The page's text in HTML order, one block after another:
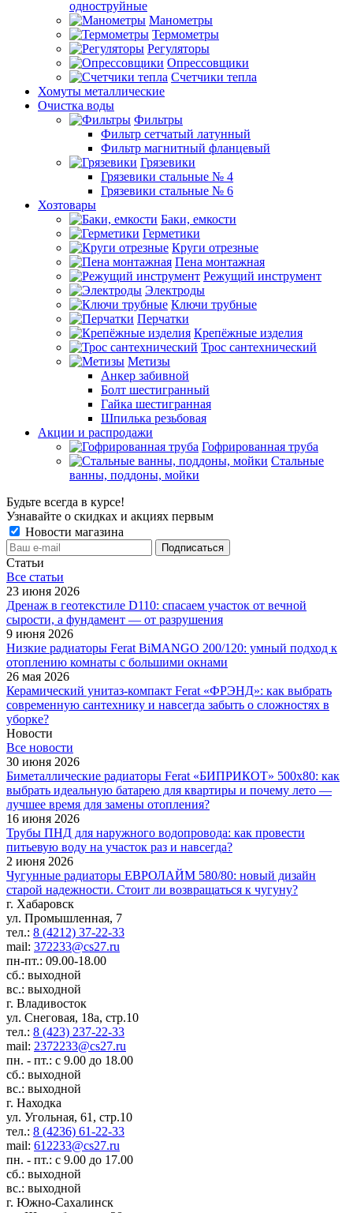
одноструйные
Манометры
Термометры
Регуляторы
Опрессовщики
Счетчики тепла
Хомуты металлические
Очистка воды
Фильтры
Фильтр сетчатый латунный
Фильтр магнитный фланцевый
Грязевики
Грязевики стальные № 4
Грязевики стальные № 6
Хозтовары
Баки, емкости
Герметики
Круги отрезные
Пена монтажная
Режущий инструмент
Электроды
Ключи трубные
Перчатки
Крепёжные изделия
Трос сантехнический
Метизы
Анкер забивной
Болт шестигранный
Гайка шестигранная
Шпилька резьбовая
Акции и распродажи
Гофрированная труба
Стальные
ванны, поддоны, мойки
Будьте всегда в курсе!
Узнавайте о скидках и акциях первым
Новости магазина
Статьи
Все cтатьи
23 июня 2026
Дренаж в геотекстиле D110: спасаем участок от вечной
сырости, а фундамент — от разрушения
9 июня 2026
Низкие радиаторы Ferat BiMANGO 200/120: умный подход к
отоплению комнаты с большими окнами
26 мая 2026
Керамический унитаз-компакт Ferat «ФРЭНД»: как выбрать
современную сантехнику и навсегда забыть о сложностях в
уборке?
Новости
Все новости
30 июня 2026
Биметаллические радиаторы Ferat «БИПРИКОТ» 500x80: как
выбрать идеальную батарею для квартиры и почему лето —
лучшее время для замены отопления?
16 июня 2026
Трубы ПНД для наружного водопровода: как провести
питьевую воду на участок раз и навсегда?
2 июня 2026
Чугунные радиаторы ЕВРОЛАЙМ 580/80: новый дизайн
старой надежности. Стоит ли возвращаться к чугуну?
г. Хабаровск
ул. Промышленная, 7
тел.: 8 (4212) 37-22-33
mail: 372233@cs27.ru
пн-пт.: 09.00-18.00
сб.: выходной
вс.: выходной
г. Владивосток
ул. Снеговая, 18а, стр.10
тел.: 8 (423) 237-22-33
mail: 2372233@cs27.ru
пн. - пт.: с 9.00 до 18.00
сб.: выходной
вс.: выходной
г. Находка
ул. Угольная, 61, стр.10
тел.: 8 (4236) 61-22-33
mail: 612233@cs27.ru
пн. - пт.: с 9.00 до 17.00
сб.: выходной
вс.: выходной
г. Южно-Сахалинск